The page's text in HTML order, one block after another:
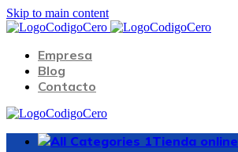
Skip to main content
Empresa
Blog
Contacto
Tienda online